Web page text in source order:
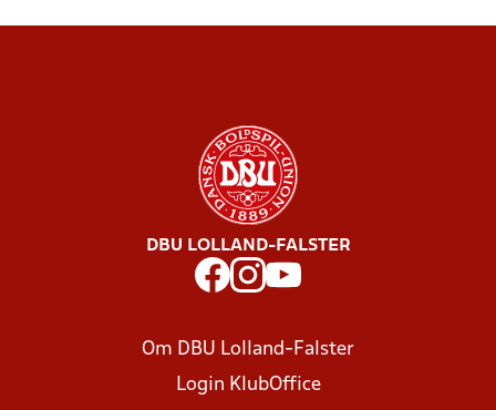
DBU LOLLAND-FALSTER
Om DBU Lolland-Falster
Login KlubOffice